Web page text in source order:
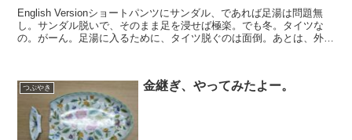
English Versionショートパンツにサンダル、であれば足湯は問題無
し。サンダル脱いで、そのまま足を浸せば極楽。でも冬。タイツな
の。がーん。足湯に入るために、タイツ脱ぐのは面倒。あとは、外国
つぶやき 金継ぎ、やってみたよー。